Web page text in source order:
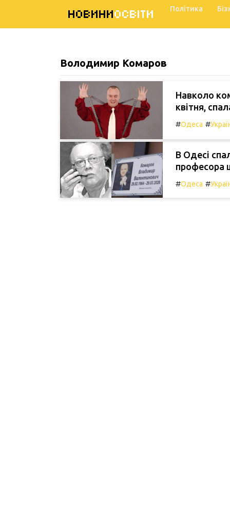
НОВИНИОСВІТИ Політика
Володимир Комаров
Навколо
квітня,
#Одеса #
В Одесі
професора
#Одеса #